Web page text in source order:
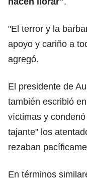
"El terror y la
apoyo y cariño a
agregó.
El presidente de
también escribió
víctimas y
tajante" los
rezaban
En términos